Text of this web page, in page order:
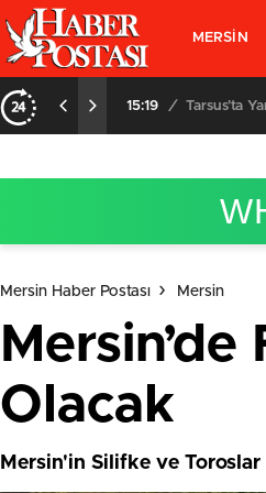
MERSİN
15:19 / Tarsus’ta
Mersin Haber Postası Mersin
Olacak
Mersin'in Silifke ve